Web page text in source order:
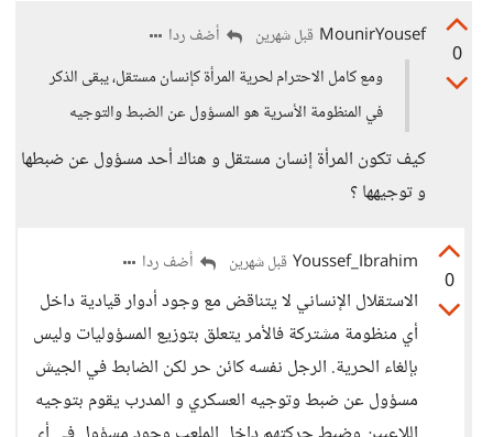
0
MounirYousef قبل شهرين
أضف ردا
ومع كامل الاحترام لحرية المرأة كإنسان مستقل، يبقى الذكر
في المنظومة الأسرية هو المسؤول عن الضبط والتوجيه
كيف تكون المرأة إنسان مستقل و هناك أحد مسؤول عن ضبطها
و توجيهها ؟
0
Youssef_Ibrahim قبل شهرين أضف ردا
الاستقلال الإنساني لا يتناقض مع وجود أدوار قيادية داخل
أي منظومة مشتركة فالأمر يتعلق بتوزيع المسؤوليات وليس
بإلغاء الحرية. الرجل نفسه كائن حر لكن الضابط في الجيش
مسؤول عن ضبط وتوجيه العسكري و المدرب يقوم بتوجيه